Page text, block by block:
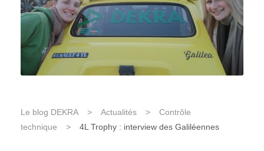
Le blog DEKRA > Actualités >
Contrôle
technique
> 4L Trophy : interview des Galiléennes